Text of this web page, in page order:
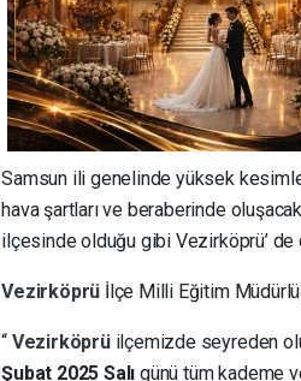
Samsun ili genelinde yüksek
hava şartları ve beraberinde
ilçesinde olduğu gibi Vezirköprü’
Vezirköprü İlçe Milli Eğitim
“ Vezirköprü ilçemizde seyreden
Şubat 2025 Salı günü tüm kademe